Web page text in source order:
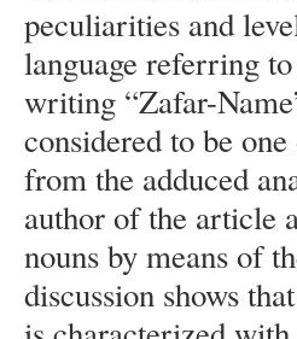
peculiarities and
language referring
writing “Zafar-
considered to be
from the adduced
author of the article
nouns by means of
discussion shows